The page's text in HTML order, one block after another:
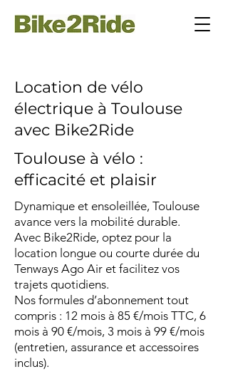
Location de vélo
électrique à Toulouse
avec Bike2Ride
Toulouse à vélo :
efficacité et plaisir
Dynamique et ensoleillée, Toulouse
avance vers la mobilité durable.
Avec Bike2Ride, optez pour la
location longue ou courte durée du
Tenways Ago Air et facilitez vos
trajets quotidiens.
Nos formules d’abonnement tout
compris : 12 mois à 85 €/mois TTC, 6
mois à 90 €/mois, 3 mois à 99 €/mois
(entretien, assurance et accessoires
inclus).